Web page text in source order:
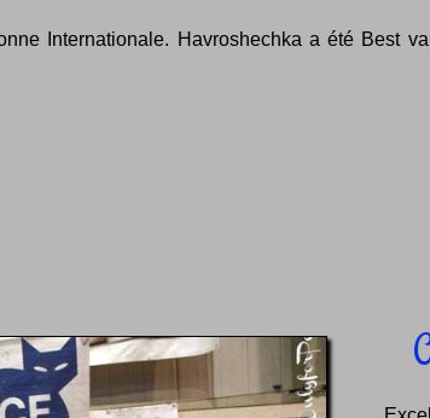
Internationale. Havroshechka a été Best